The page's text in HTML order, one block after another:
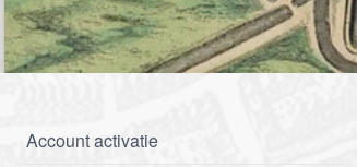
Account activatie